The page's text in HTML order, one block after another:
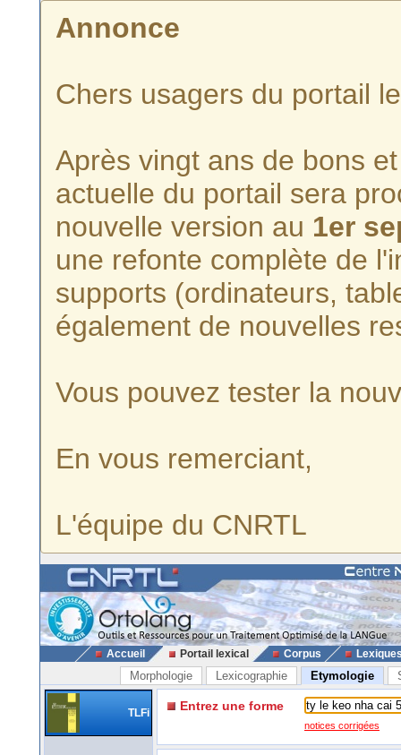
Annonce
Chers usagers du portail
Après vingt ans de bons
actuelle du portail sera
nouvelle version au 1er
une refonte complète de
supports (ordinateurs,
également de nouvelles
Vous pouvez tester la
En vous remerciant,
L'équipe du CNRTL
Accueil Portail lexical Corpus
Morphologie Lexicographie Etymologie
TLFi Entrez une forme
notices corrigées